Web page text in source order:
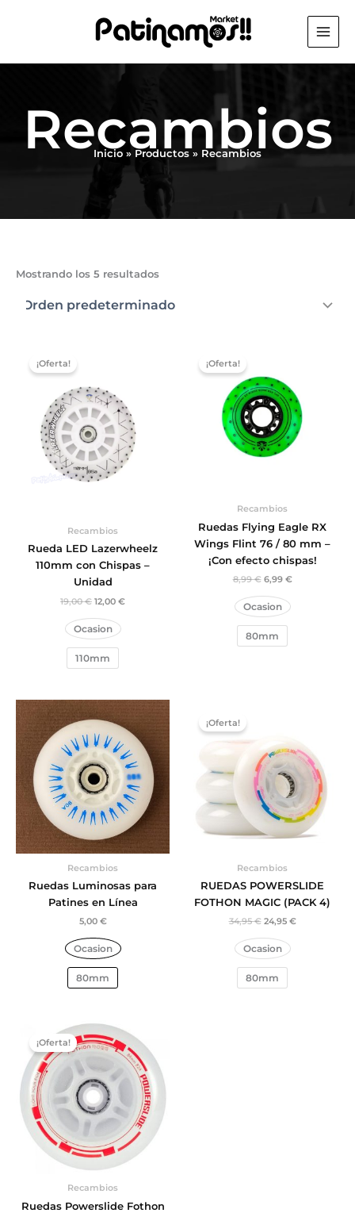
Recambios
Inicio Productos Recambios
Mostrando los 5 resultados
¡Oferta!
Recambios
Rueda LED Lazerwheelz
110mm con Chispas –
Unidad
19,00€
19,00 €.
12,00 €
Ocasion
110mm
¡Oferta!
Recambios
Ruedas Flying Eagle RX
Wings Flint 76 / 80 mm –
¡Con efecto chispas!
8,99€
era:
8,99 €.
6,99 €
6,99 €.
Ocasion
80mm
Recambios
Ruedas Luminosas para
Patines en Línea
5,00 €
Ocasion
80mm
¡Oferta!
Recambios
RUEDAS POWERSLIDE
FOTHON MAGIC (PACK 4)
34,95€
34,95 €.
24,95 €
24,95 €.
Ocasion
80mm
¡Oferta!
Recambios
Ruedas Powerslide Fothon
El
precio
original
30,00 €.
precio
actual
es:
20,00 €.